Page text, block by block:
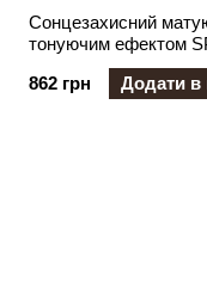
Cонцезахисний
тонуючим ефектом
862 грн
Додати в